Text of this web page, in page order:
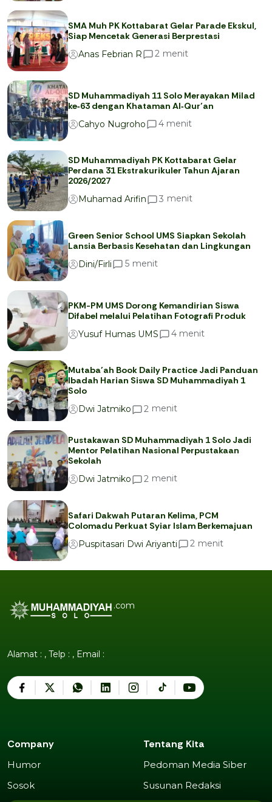
SMA Muh PK Kottabarat Gelar Parade Ekskul,
Siap Mencetak Generasi Berprestasi
Anas Febrian R
2 menit
SD Muhammadiyah 11 Solo Merayakan Milad
ke‑63 dengan Khataman Al‑Qur’an
Cahyo Nugroho
4 menit
SD Muhammadiyah PK Kottabarat Gelar
Perdana 31 Ekstrakurikuler Tahun Ajaran
2026/2027
Muhamad Arifin
3 menit
Green Senior School UMS Siapkan Sekolah
Lansia Berbasis Kesehatan dan Lingkungan
Dini/Firli
5 menit
PKM-PM UMS Dorong Kemandirian Siswa
Difabel melalui Pelatihan Fotografi Produk
Yusuf Humas UMS
4 menit
Mutaba’ah Book Daily Practice Jadi Panduan
Ibadah Harian Siswa SD Muhammadiyah 1
Solo
Dwi Jatmiko
2 menit
Pustakawan SD Muhammadiyah 1 Solo Jadi
Mentor Pelatihan Nasional Perpustakaan
Sekolah
Dwi Jatmiko
2 menit
Safari Dakwah Putaran Kelima, PCM
Colomadu Perkuat Syiar Islam Berkemajuan
Puspitasari Dwi Ariyanti
2 menit
.com
Alamat : , Telp : , Email :
Company
Humor
Sosok
Tentang Kita
Pedoman Media Siber
Susunan Redaksi